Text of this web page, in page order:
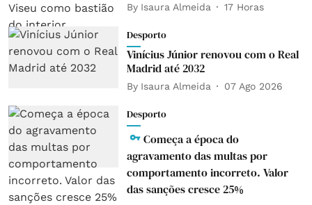
By Isaura Almeida 17 Horas
Desporto
Vinícius Júnior renovou com o Real
Madrid até 2032
By Isaura Almeida 07 Ago 2026
Desporto
Começa a época do
agravamento das multas por
comportamento incorreto. Valor
das sanções cresce 25%